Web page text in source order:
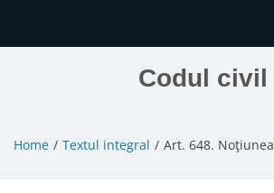
Codul civil
Home Textul integral Art. 648. Noţiunea